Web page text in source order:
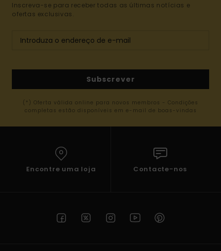
Inscreva-se para receber todas as últimas notícias e
ofertas exclusivas.
Subscrever
(*) Oferta válida online para novos membros - Condições
completas estão disponíveis em e-mail de boas-vindas
Encontre uma loja Contacte-nos